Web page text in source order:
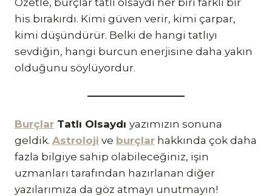
his bırakırdı. Kimi güven verir, kimi çarpar,
kimi düşündürür. Belki de hangi tatlıyı
sevdiğin, hangi burcun enerjisine daha yakın
olduğunu söylüyordur.
Burçlar Tatlı Olsaydı yazımızın sonuna
geldik. Astroloji ve burçlar hakkında çok daha
fazla bilgiye sahip olabileceğiniz, işin
uzmanları tarafından hazırlanan diğer
yazılarımıza da göz atmayı unutmayın!